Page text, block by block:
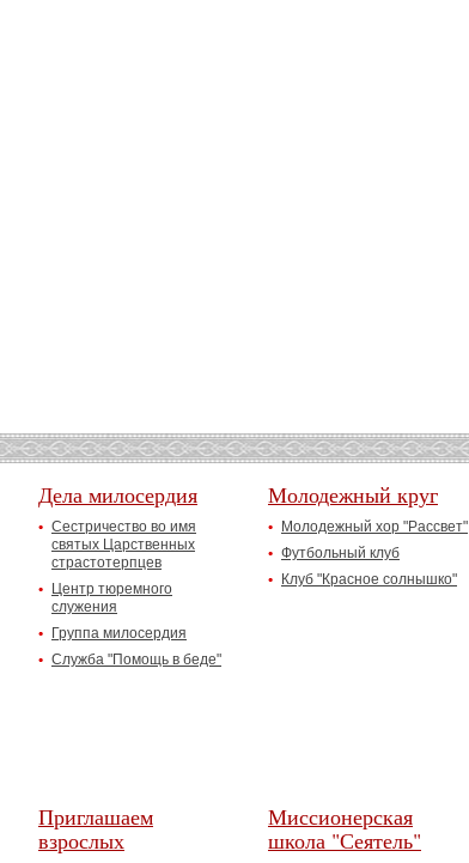
Дела милосердия
Сестричество во имя
святых Царственных
страстотерпцев
Центр тюремного
служения
Группа милосердия
Служба "Помощь в беде"
Молодежный круг
Молодежный хор "Рассвет"
Футбольный клуб
Клуб "Красное солнышко"
Приглашаем
взрослых
Миссионерская
школа "Сеятель"